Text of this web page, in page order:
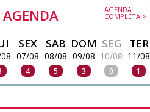
AGENDA AGENDA
COMPLETA >
SEX
07/08
4
SAB
08/08
5
DOM
09/08
3
SEG
10/08
0
TER
11/08
1